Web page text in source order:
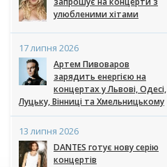
улюбленими хітами
17 липня 2026
Артем Пивоваров
зарядить енергією на
концертах у Львові, Одесі,
Луцьку, Вінниці та Хмельницькому
13 липня 2026
DANTES готує нову серію
концертів